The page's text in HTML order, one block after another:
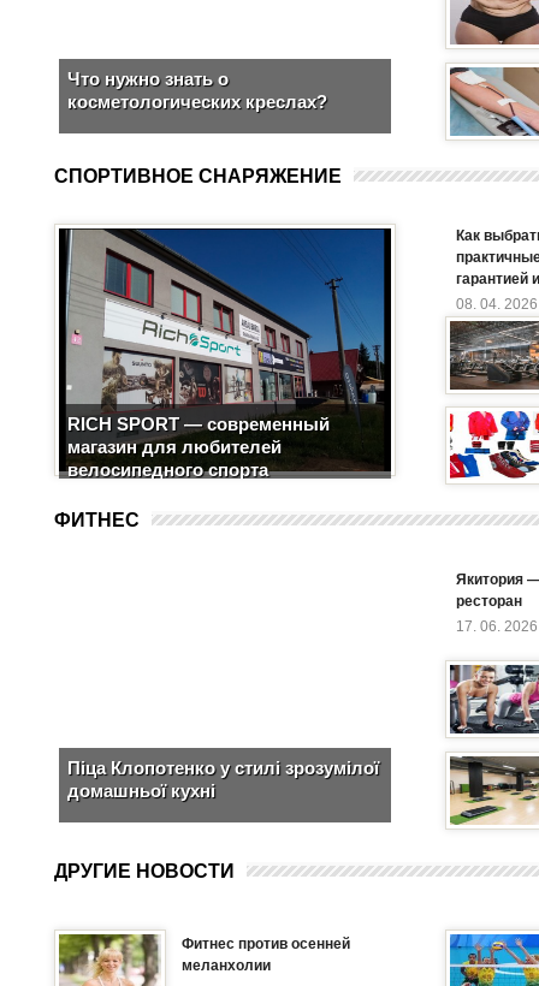
Что нужно знать о
косметологических креслах?
СПОРТИВНОЕ СНАРЯЖЕНИЕ
RICH SPORT — современный
магазин для любителей
велосипедного спорта
Как
гарантией
08. 04. 2026
ФИТНЕС
Піца Клопотенко у стилі зрозумілої
домашньої кухні
Якитория
ресторан
17. 06. 2026
ДРУГИЕ НОВОСТИ
Фитнес против осенней
меланхолии